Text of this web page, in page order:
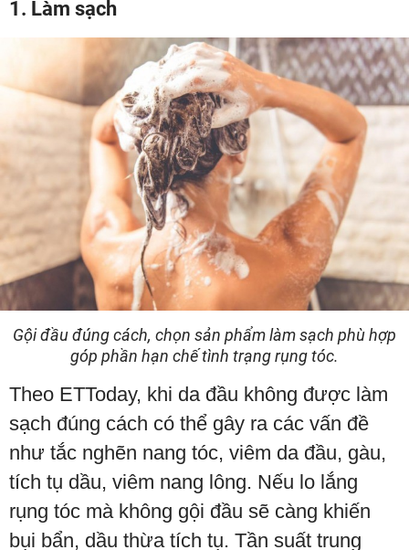
1. Làm sạch
Gội đầu đúng cách, chọn sản phẩm làm sạch phù hợp
góp phần hạn chế tình trạng rụng tóc.
Theo ETToday, khi da đầu không được làm
sạch đúng cách có thể gây ra các vấn đề
như tắc nghẽn nang tóc, viêm da đầu, gàu,
tích tụ dầu, viêm nang lông. Nếu lo lắng
rụng tóc mà không gội đầu sẽ càng khiến
bụi bẩn, dầu thừa tích tụ. Tần suất trung